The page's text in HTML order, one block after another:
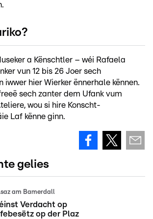
a Kënschtler – wéi Rafaela
vun 12 bis 26 Joer sech
iwwer hier Wierker ënnerhale kënnen.
sech zanter dem Ufank vum
wou si hire Konscht-
Laf kënne ginn.
gelies
am Bamerdall
Verdacht op
op der Plaz